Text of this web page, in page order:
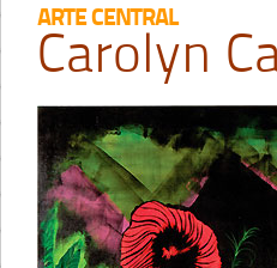
ARTE CENTRAL
Carolyn